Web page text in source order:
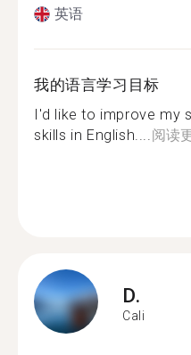
英语
我的语言学习目标
I'd like to improve my
skills in English....阅读
D.
Cali